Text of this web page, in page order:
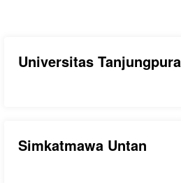
Universitas Tanjungpura
Simkatmawa Untan